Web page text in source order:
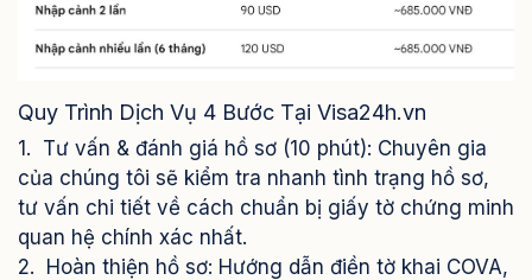
Quy Trình Dịch Vụ 4 Bước Tại Visa24h.vn
1. Tư vấn & đánh giá hồ sơ (10 phút): Chuyên gia
của chúng tôi sẽ kiểm tra nhanh tình trạng hồ sơ,
tư vấn chi tiết về cách chuẩn bị giấy tờ chứng minh
quan hệ chính xác nhất.
2. Hoàn thiện hồ sơ: Hướng dẫn điền tờ khai COVA,